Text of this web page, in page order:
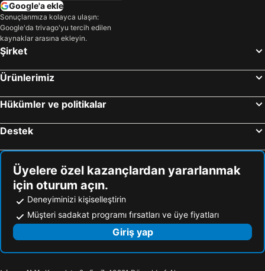
Google'a ekle
Sonuçlarımıza kolayca ulaşın:
Google'da trivago'yu tercih edilen
kaynaklar arasına ekleyin.
Şirket
Ürünlerimiz
Hükümler ve politikalar
Destek
Üyelere özel kazançlardan yararlanmak
için oturum açın.
Deneyiminizi kişiselleştirin
Müşteri sadakat programı fırsatları ve üye fiyatları
Giriş yap